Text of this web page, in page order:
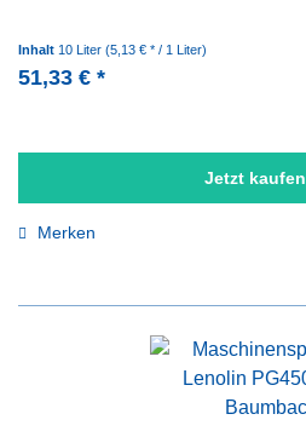
Inhalt 10 Liter (5,13 € * / 1 Liter)
51,33 € *
Jetzt kaufen
Merken